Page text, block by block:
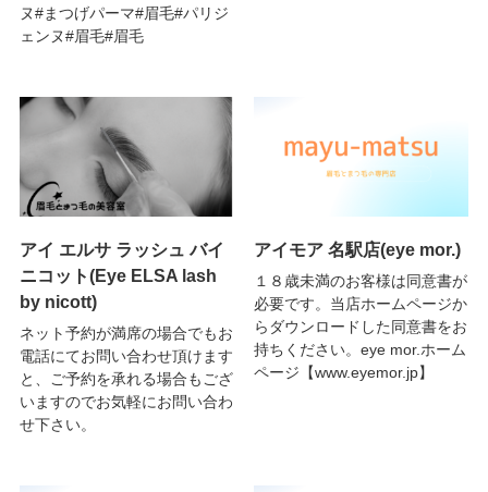
ヌ#まつげパーマ#眉毛#パリジ
ェンヌ#眉毛#眉毛
アイ エルサ ラッシュ バイ
ニコット(Eye ELSA lash
by nicott)
ネット予約が満席の場合でもお
電話にてお問い合わせ頂けます
と、ご予約を承れる場合もござ
いますのでお気軽にお問い合わ
せ下さい。
アイモア 名駅店(eye mor.)
１８歳未満のお客様は同意書が
必要です。当店ホームページか
らダウンロードした同意書をお
持ちください。eye mor.ホーム
ページ【www.eyemor.jp】